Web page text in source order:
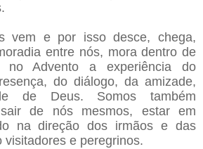
vem e por isso desce, chega,
entre nós, mora dentro de
no Advento a experiência do
do diálogo, da amizade,
de Deus. Somos também
de nós mesmos, estar em
na direção dos irmãos e das
visitadores e peregrinos.